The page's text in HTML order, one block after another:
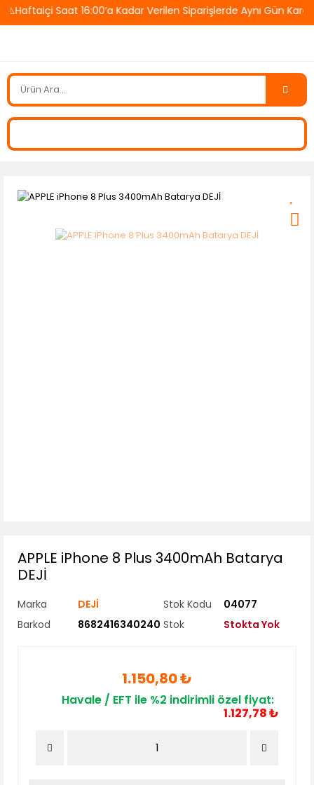
Saat 16:00’a Kadar Verilen Siparişlerde Aynı Gün
APPLE iPhone 8 Plus 3400mAh Batarya
DEJİ
Marka DEJİ Stok Kodu
04077
Barkod
8682416340240 Stok Stokta Yok
1.150,80 ₺
Havale / EFT ile %2 indirimli özel fiyat:
1.127,78 ₺